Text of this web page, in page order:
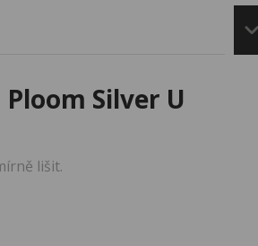
Silver U
lišit.